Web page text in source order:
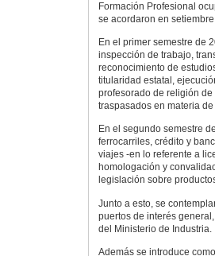
Formación Profesional
se acordaron en
En el primer semestre de
inspección de trabajo,
reconocimiento de
titularidad estatal,
profesorado de religión
traspasados en materia
En el segundo semestre
ferrocarriles, crédito y
viajes -en lo referente a
homologación y
legislación sobre
Junto a esto, se
puertos de interés
del Ministerio de Industria.
Además se introduce